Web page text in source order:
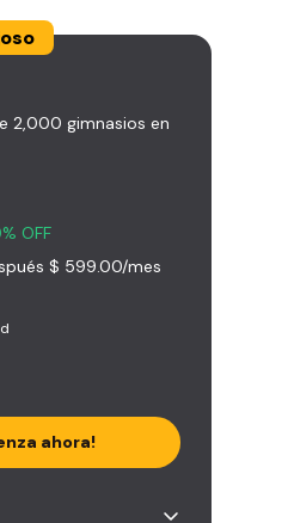
2,000 gimnasios en
OFF
$ 599.00/mes
ahora!
a + 2.000